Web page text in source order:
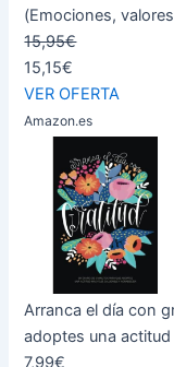
(Emociones,
15,95€
15,15€
VER OFERTA
Amazon.es
Arranca el día con
adoptes una
7,99€